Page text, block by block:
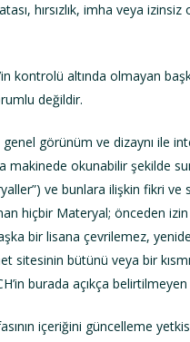
hırsızlık, imha veya
kontrolü altında olmayan
değildir.
görünüm ve dizaynı ile
okunabilir şekilde
ve bunlara ilişkin fikri ve
hiçbir Materyal; önceden
bir lisana çevrilemez,
sitesinin bütünü veya bir
burada açıkça belirtilmeyen
içeriğini güncelleme